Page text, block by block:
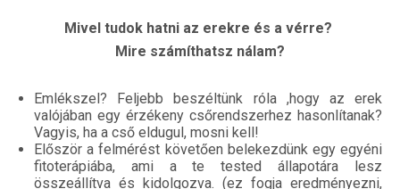
Mivel tudok hatni az erekre és a vérre?
Mire számíthatsz nálam?
Emlékszel? Feljebb beszéltünk róla ,hogy az erek
valójában egy érzékeny csőrendszerhez hasonlítanak?
Vagyis, ha a cső eldugul, mosni kell!
Először a felmérést követően belekezdünk egy egyéni
fitoterápiába, ami a te tested állapotára lesz
összeállítva és kidolgozva. (ez fogja eredményezni,